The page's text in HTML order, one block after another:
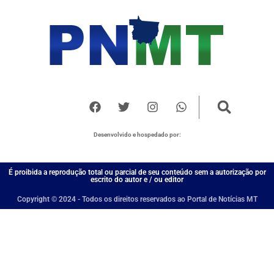
Desenvolvido e hospedado por:
É proibida a reprodução total ou parcial de seu conteúdo sem a autorização por
escrito do autor e / ou editor
Copyright © 2024 - Todos os direitos reservados ao Portal de Notícias MT